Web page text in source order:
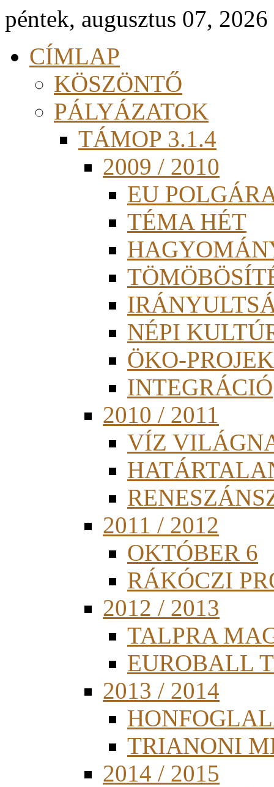
péntek, augusztus 07, 2026
CÍMLAP
KÖSZÖNTŐ
PÁLYÁZATOK
TÁMOP 3.1.4
2009 / 2010
EU
TÉMA HÉT
NÉPI
ÖKO-
INTEGRÁCIÓ
2010 / 2011
VÍZ
2011 / 2012
OKTÓBER 6
RÁKÓCZI
2012 / 2013
TALPRA
EUROBALL
2013 / 2014
TRIANONI
2014 / 2015